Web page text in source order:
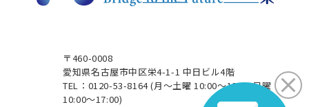
〒460-0008
愛知県名古屋市中区栄4-1-1 中日ビル4階
TEL：0120-53-8164(月～土曜 10:00～19:00 日曜
10:00～17:00)